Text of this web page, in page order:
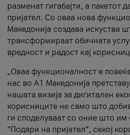
разменат гигабајти, а пакетот
пријател. Со оваа нова
Македонија создава искуства
трансформираат обичната
вредност и радост кај
„Оваа функционалност е
нас во А1 Македонија
нашата визија за дигитален
корисниците не само што
ги споделуваат со оние што им
“Подари на пријател”, секој